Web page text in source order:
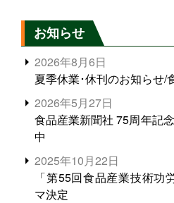
お知らせ
2026年8月6日
夏季休業･休刊のお知らせ/
2026年5月27日
食品産業新聞社 75周年記
中
2025年10月22日
「第55回食品産業技術功
マ決定